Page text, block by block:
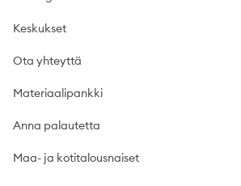
Keskukset
Ota yhteyttä
Materiaalipankki
Anna palautetta
Maa- ja kotitalousnaiset